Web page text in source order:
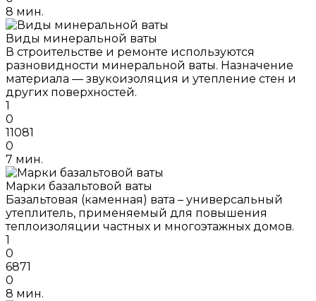
8 мин.
Виды минеральной ваты
В строительстве и ремонте используются
разновидности минеральной ваты. Назначение
материала — звукоизоляция и утепление стен и
других поверхностей.
1
0
11081
0
7 мин.
Марки базальтовой ваты
Базальтовая (каменная) вата – универсальный
утеплитель, применяемый для повышения
теплоизоляции частных и многоэтажных домов.
1
0
6871
0
8 мин.